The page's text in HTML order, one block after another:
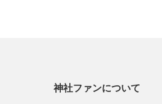
神社ファンについて